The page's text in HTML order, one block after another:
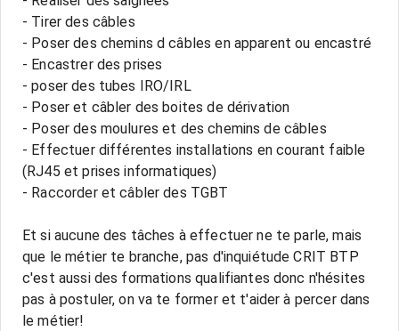
- Tirer des câbles
- Poser des chemins d câbles en apparent ou encastré
- Encastrer des prises
- poser des tubes IRO/IRL
- Poser et câbler des boites de dérivation
- Poser des moulures et des chemins de câbles
- Effectuer différentes installations en courant faible
(RJ45 et prises informatiques)
- Raccorder et câbler des TGBT
Et si aucune des tâches à effectuer ne te parle, mais
que le métier te branche, pas d'inquiétude CRIT BTP
c'est aussi des formations qualifiantes donc n'hésites
pas à postuler, on va te former et t'aider à percer dans
le métier!